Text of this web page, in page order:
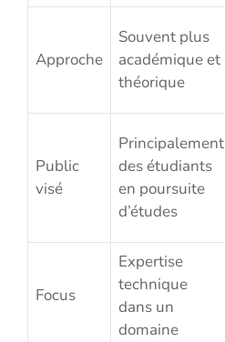
Approche
Souvent plus
académique et
théorique
Public
visé
Principalement
des étudiants
en poursuite
d’études
Focus
Expertise
technique
dans un
domaine